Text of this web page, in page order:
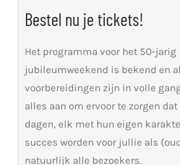
Bestel nu je tickets!
Het programma voor het 50-jarig
jubileumweekend is bekend en
voorbereidingen zijn in volle
alles aan om ervoor te zorgen
dagen, elk met hun eigen
succes worden voor jullie als
natuurlijk alle bezoekers.